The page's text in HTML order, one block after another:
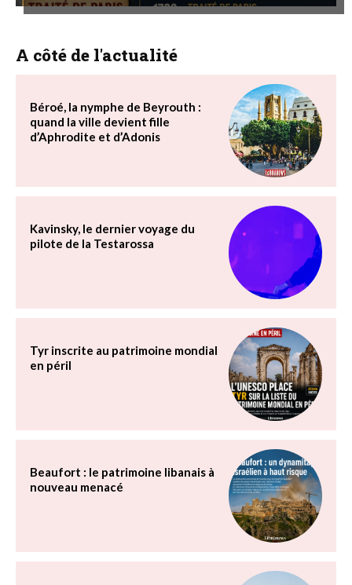
A côté de l'actualité
Béroé, la nymphe de Beyrouth :
quand la ville devient fille
d’Aphrodite et d’Adonis
Kavinsky, le dernier voyage du
pilote de la Testarossa
Tyr inscrite au patrimoine mondial
en péril
Beaufort : le patrimoine libanais à
nouveau menacé